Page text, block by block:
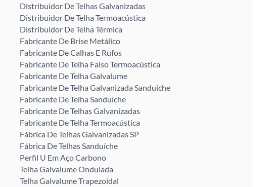
Distribuidor De Telhas Galvanizadas
Distribuidor De Telha Termoacústica
Distribuidor De Telha Térmica
Fabricante De Brise Metálico
Fabricante De Calhas E Rufos
Fabricante De Telha Falso Termoacústica
Fabricante De Telha Galvalume
Fabricante De Telha Galvanizada Sanduíche
Fabricante De Telha Sanduíche
Fabricante De Telhas Galvanizadas
Fabricante De Telha Termoacústica
Fábrica De Telhas Galvanizadas SP
Fábrica De Telhas Sanduíche
Perfil U Em Aço Carbono
Telha Galvalume Ondulada
Telha Galvalume Trapezoidal